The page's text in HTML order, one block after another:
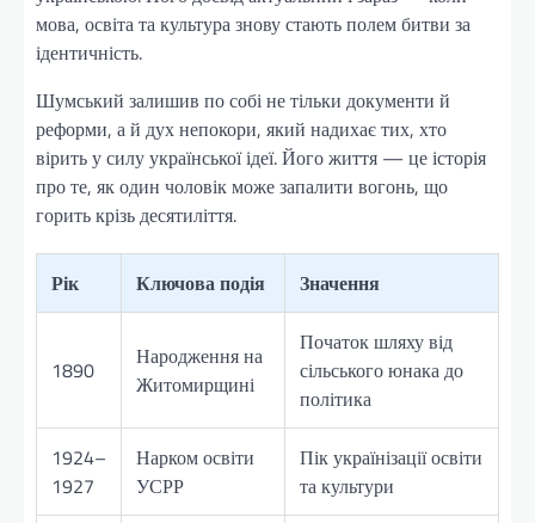
мова, освіта та культура знову стають полем битви за
ідентичність.
Шумський залишив по собі не тільки документи й
реформи, а й дух непокори, який надихає тих, хто
вірить у силу української ідеї. Його життя — це історія
про те, як один чоловік може запалити вогонь, що
горить крізь десятиліття.
Рік Ключова подія Значення
1890
Народження на
Житомирщині
Початок шляху від
сільського юнака до
політика
1924–
1927
Нарком освіти
УСРР
Пік українізації освіти
та культури